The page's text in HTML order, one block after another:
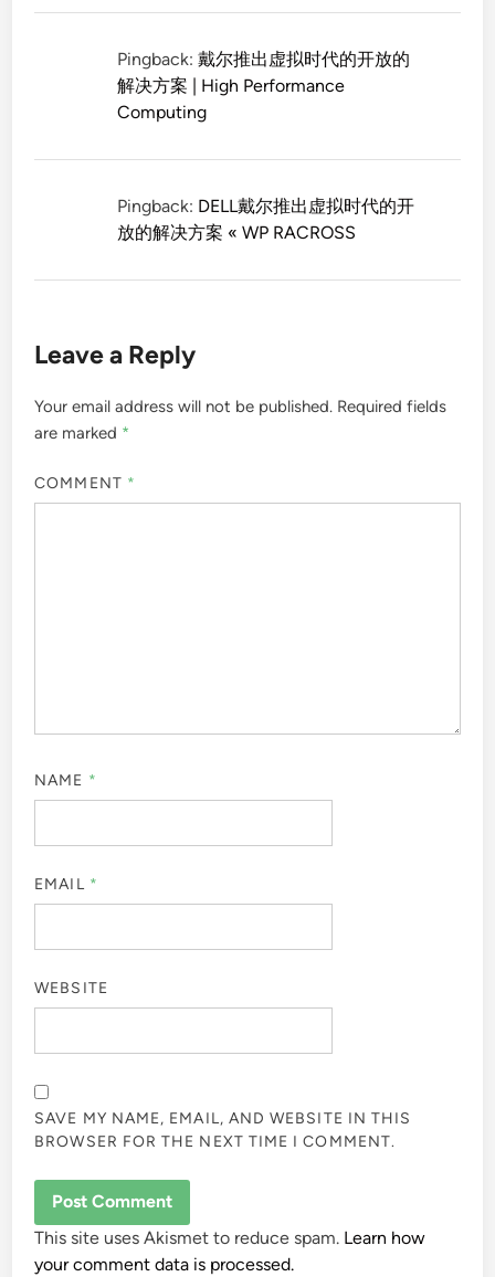
Pingback:戴尔推出虚拟时代的开放的
解决方案 | High Performance
Computing
Pingback: DELL戴尔推出虚拟时代的开
放的解决方案 « WP RACROSS
Leave a Reply
Your email address will not be published. Required fields
are marked *
COMMENT *
NAME *
EMAIL *
WEBSITE
SAVE MY NAME, EMAIL, AND WEBSITE IN THIS
BROWSER FOR THE NEXT TIME I COMMENT.
This site uses Akismet to reduce spam. Learn how
your comment data is processed.